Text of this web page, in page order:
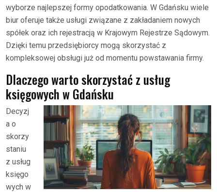
wyborze najlepszej formy opodatkowania. W Gdańsku wiele
biur oferuje także usługi związane z zakładaniem nowych
spółek oraz ich rejestracją w Krajowym Rejestrze Sądowym.
Dzięki temu przedsiębiorcy mogą skorzystać z
kompleksowej obsługi już od momentu powstawania firmy.
Dlaczego warto skorzystać z usług
księgowych w Gdańsku
Decyzj
a o
skorzy
staniu
z usług
księgo
wych w